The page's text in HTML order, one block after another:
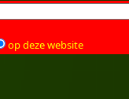
op deze website